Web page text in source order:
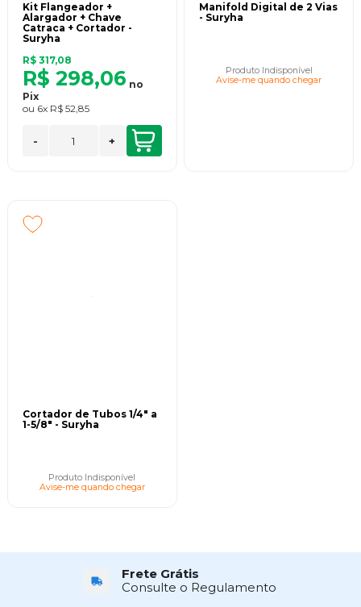
Kit Flangeador +
Alargador + Chave
Catraca + Cortador -
Suryha
R$ 317,08
R$ 298,06 no
Pix
ou 6x R$ 52,85
- +
Manifold Digital de 2 Vias
- Suryha
Produto Indisponível
Avise-me quando chegar
Cortador de Tubos 1/4" a
1-5/8" - Suryha
Produto Indisponível
Avise-me quando chegar
10x Sem Juros
No Cartão de Crédito
Atendimento
Segunda a Sexta das 8h às 17h45